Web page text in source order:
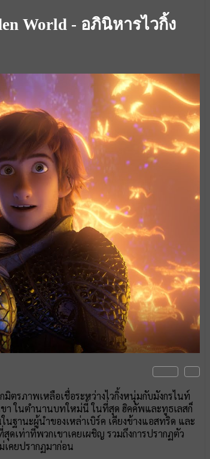
World - อภินิหารไวกิ้ง
มิตรภาพเหลือเชื่อระหว่างไวกิ้งหนุ่มกับมังกรไนท์
ขา ในตำนานบทใหม่นี้ ในที่สุด ฮิคคัพและทูธเลสก็
านะผู้นำของเหล่าเบิร์ค เคียงข้างแอสทริด และ
ดเท่าที่พวกเขาเคยเผชิญ รวมถึงการปรากฏตัว
คยปรากฏมาก่อน